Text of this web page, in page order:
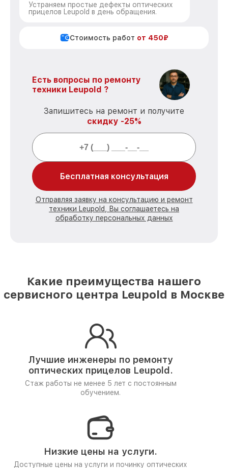
Устраняем простые дефекты оптических
прицелов Leupold в день обращения.
Стоимость работ от 450₽
Есть вопросы по ремонту
техники Leupold ?
Запишитесь на ремонт и получите
скидку -25%
Бесплатная консультация
Отправляя заявку на консультацию и ремонт
техники Leupold, Вы соглашаетесь на
обработку персональных данных
Какие преимущества нашего
сервисного центра Leupold в Москве
Лучшие инженеры по ремонту
оптических прицелов Leupold.
Стаж работы не менее 5 лет с постоянным
обучением.
Низкие цены на услуги.
Доступные цены на услуги и починку оптических